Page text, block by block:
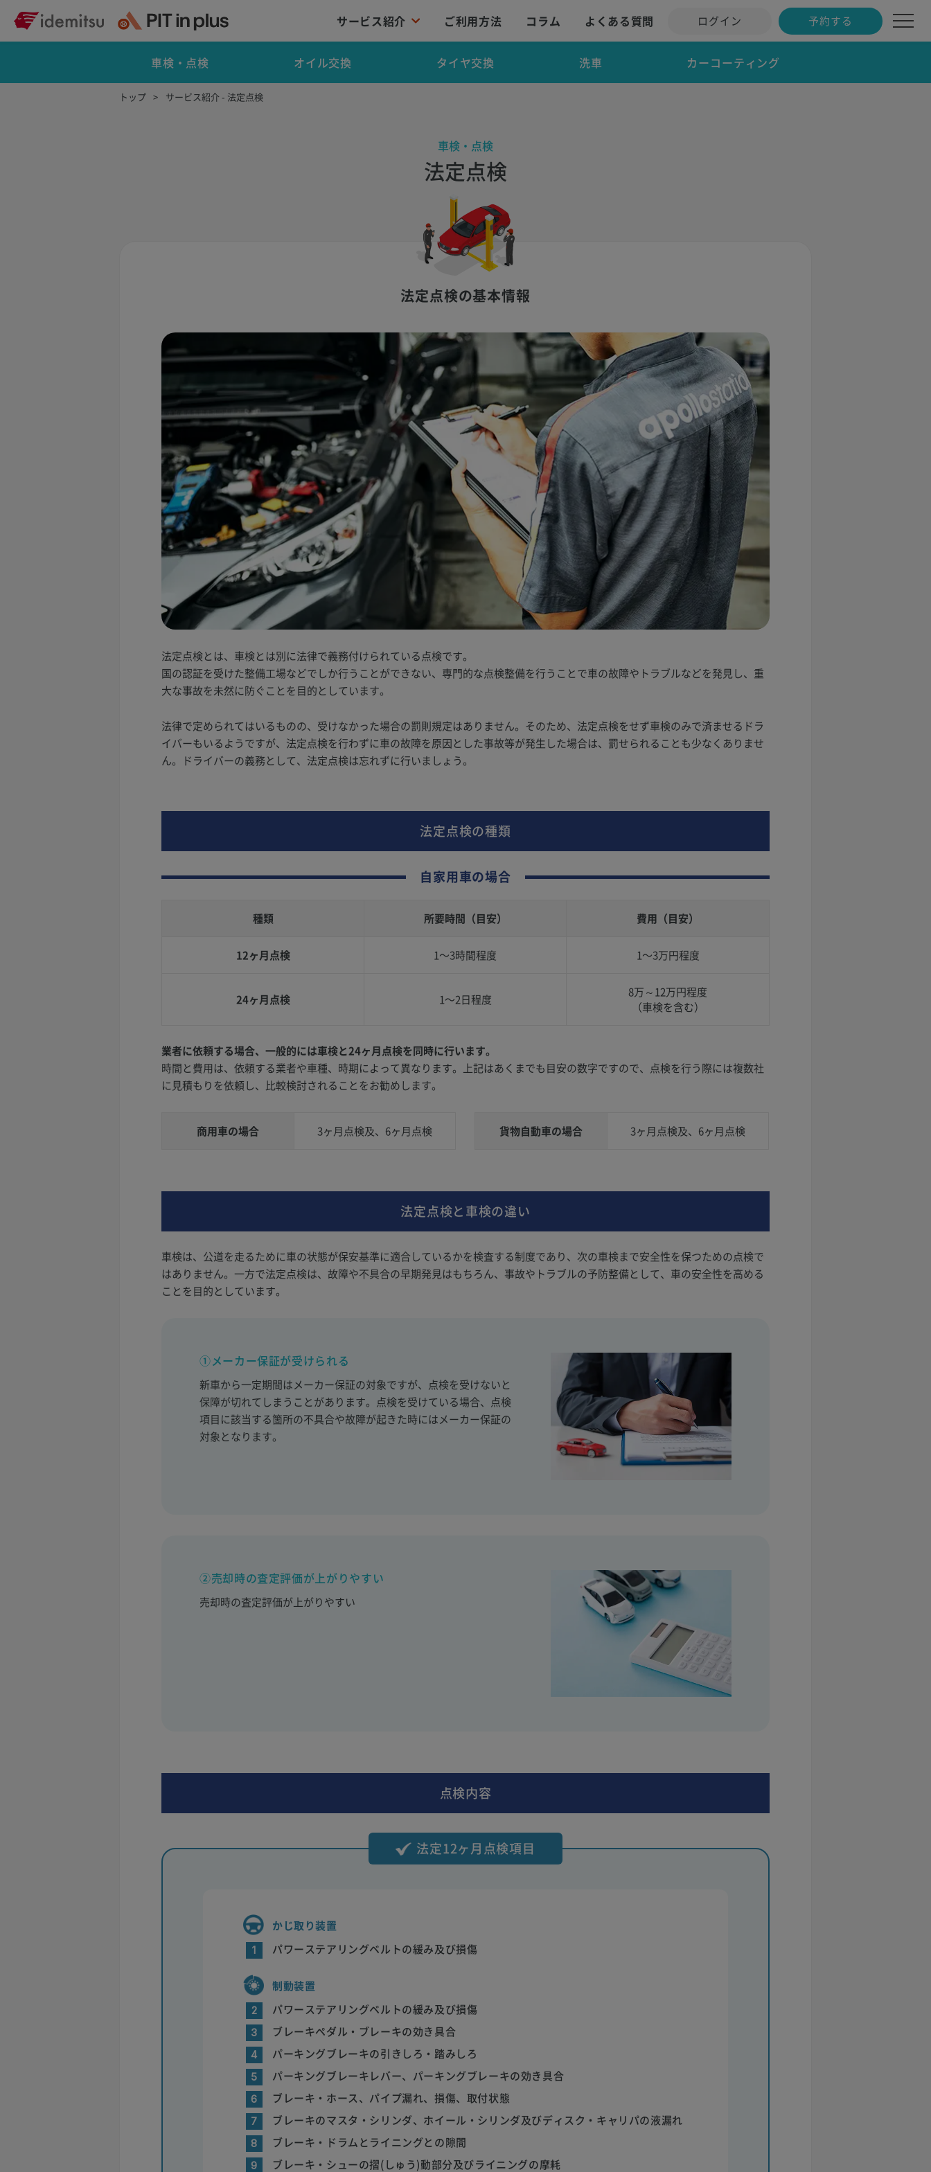
サービス紹介 ご利用方法 コラム よくある質問 ログイン 予約する
車検・点検 オイル交換 タイヤ交換 洗車 カーコーティング
トップ サービス紹介 - 法定点検
車検・点検
法定点検
法定点検の基本情報
法定点検とは、車検とは別に法律で義務付けられている点検です。
国の認証を受けた整備工場などでしか行うことができない、専門的な点検整備を行うことで車の故障やトラブルなどを発見し、重
大な事故を未然に防ぐことを目的としています。
法律で定められてはいるものの、受けなかった場合の罰則規定はありません。そのため、法定点検をせず車検のみで済ませるドラ
イバーもいるようですが、法定点検を行わずに車の故障を原因とした事故等が発生した場合は、罰せられることも少なくありませ
ん。ドライバーの義務として、法定点検は忘れずに行いましょう。
法定点検の種類
自家用車の場合
種類 所要時間 （目安） 費用（目安）
12ヶ月点検 1〜3時間程度 1〜3万円程度
24ヶ月点検 1〜2日程度
8万～12万円程度
（車検を含む）
業者に依頼する場合、一般的には車検と24ヶ月点検を同時に行います。
時間と費用は、依頼する業者や車種、時期によって異なります。上記はあくまでも目安の数字ですので、点検を行う際には複数社
に見積もりを依頼し、比較検討されることをお勧めします。
商用車の場合 3ヶ月点検及、6ヶ月点検 貨物自動車の場合 3ヶ月点検及、6ヶ月点検
法定点検と車検の違い
車検は、公道を走るために車の状態が保安基準に適合しているかを検査する制度であり、次の車検まで安全性を保つための点検で
はありません。一方で法定点検は、故障や不具合の早期発見はもちろん、事故やトラブルの予防整備として、車の安全性を高める
ことを目的としています。
①メーカー保証が受けられる
新車から一定期間はメーカー保証の対象ですが、点検を受けないと
保障が切れてしまうことがあります。点検を受けている場合、点検
項目に該当する箇所の不具合や故障が起きた時にはメーカー保証の
対象となります。
②売却時の査定評価が上がりやすい
売却時の査定評価が上がりやすい
点検内容
法定12ヶ月点検項目
かじ取り装置
1 パワーステアリングベルトの緩み及び損傷
制動装置
2 パワーステアリングベルトの緩み及び損傷
3 ブレーキペダル・ブレーキの効き具合
4 パーキングブレーキの引きしろ・踏みしろ
5 パーキングブレーキレバー、パーキングブレーキの効き具合
6 ブレーキ・ホース、パイプ漏れ、損傷、取付状態
7 ブレーキのマスタ・シリンダ、ホイール・シリンダ及びディスク・キャリパの液漏れ
8 ブレーキ・ドラムとライニングとの隙間
9 ブレーキ・シューの摺(しゅう)動部分及びライニングの摩耗